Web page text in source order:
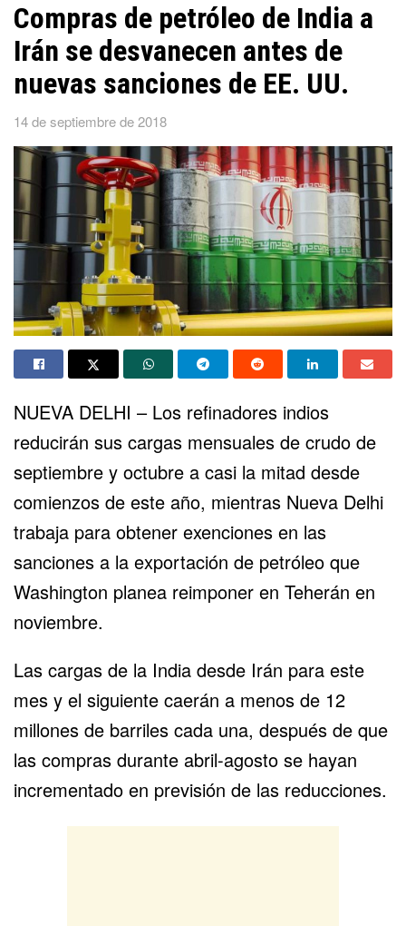
Compras de petróleo de India a
Irán se desvanecen antes de
nuevas sanciones de EE. UU.
14 de septiembre de 2018
NUEVA DELHI – Los refinadores indios
reducirán sus cargas mensuales de crudo de
septiembre y octubre a casi la mitad desde
comienzos de este año, mientras Nueva Delhi
trabaja para obtener exenciones en las
sanciones a la exportación de petróleo que
Washington planea reimponer en Teherán en
noviembre.
Las cargas de la India desde Irán para este
mes y el siguiente caerán a menos de 12
millones de barriles cada una, después de que
las compras durante abril-agosto se hayan
incrementado en previsión de las reducciones.